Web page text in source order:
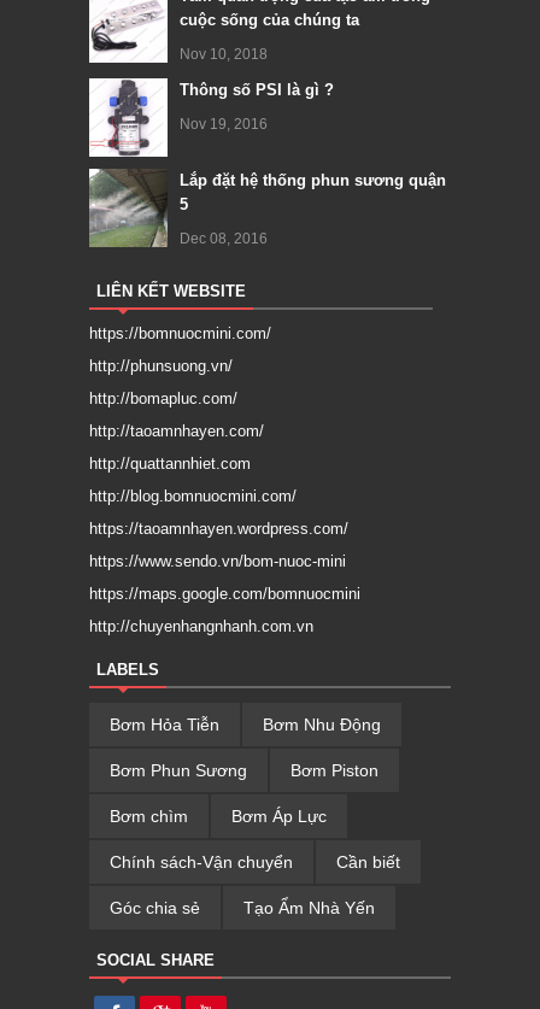
cuộc sống của chúng ta
Nov 10, 2018
Thông số PSI là gì ?
Nov 19, 2016
Lắp đặt hệ thống phun sương quận
5
Dec 08, 2016
LIÊN KẾT WEBSITE
https://bomnuocmini.com/
http://phunsuong.vn/
http://bomapluc.com/
http://taoamnhayen.com/
http://quattannhiet.com
http://blog.bomnuocmini.com/
https://taoamnhayen.wordpress.com/
https://www.sendo.vn/bom-nuoc-mini
https://maps.google.com/bomnuocmini
http://chuyenhangnhanh.com.vn
LABELS
Bơm Hỏa Tiễn Bơm Nhu Động
Bơm Phun Sương Bơm Piston
Bơm chìm Bơm Áp Lực
Chính sách-Vận chuyển Cần biết
Góc chia sẻ Tạo Ẩm Nhà Yến
SOCIAL SHARE